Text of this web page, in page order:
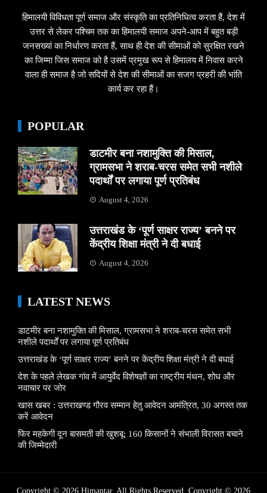
हिमालयी विविधता पूर्ण समाज और संस्कृति का प्रतिनिधित्व करता हैं, देश में
उत्तर से लेकर पश्चिम तक का हिमालयी समाज अपने-आप में बहुत बड़ी
जनसख्यां का निर्धारण करता हैं, साथ ही देश की सीमाओं को सुरक्षित रखने
का जिम्मा जिस समाज को है उसमें प्रमुख रूप से हिमालय में निवास करने
वाला ही समाज है जो सदियों से देश की सीमाओं का सजग प्रहरी की भांति
कार्य कर रहा हैं।
POPULAR
डाटमीर बना नशामुक्ति की मिसाल,
ग्रामसभा ने शराब-चरस समेत सभी नशीले
पदार्थों पर लगाया पूर्ण प्रतिबंध
August 4, 2026
उत्तराखंड के ‘पूर्ण साक्षर राज्य’ बनने पर
केंद्रीय शिक्षा मंत्री ने दी बधाई
August 4, 2026
LATEST NEWS
डाटमीर बना नशामुक्ति की मिसाल, ग्रामसभा ने शराब-चरस समेत सभी
नशीले पदार्थों पर लगाया पूर्ण प्रतिबंध
उत्तराखंड के ‘पूर्ण साक्षर राज्य’ बनने पर केंद्रीय शिक्षा मंत्री ने दी बधाई
देश के पहले लेखक गांव में आयुर्वेद विशेषज्ञों का राष्ट्रीय मंथन, शोध और
नवाचार पर जोर
खास खबर : उत्तराखण्ड गौरव सम्मान हेतु आवेदन आमंत्रित, 30 अगस्त तक
करें आवेदन
फिर महकेगी दून बासमती की खुशबू: 160 किसानों ने संभाली विरासत बचाने
की जिम्मेदारी
Copyright © 2026 Himantar. All Rights Reserved. Copyright © 2026